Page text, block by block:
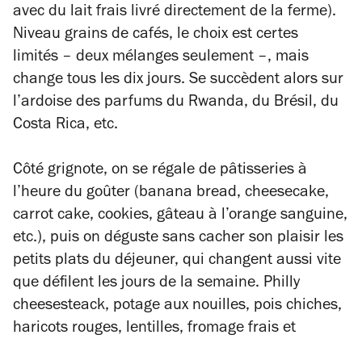
avec du lait frais livré directement de la ferme).
Niveau grains de cafés, le choix est certes
limités – deux mélanges seulement –, mais
change tous les dix jours. Se succèdent alors sur
l’ardoise des parfums du Rwanda, du Brésil, du
Costa Rica, etc.
Côté grignote, on se régale de pâtisseries à
l’heure du goûter (banana bread, cheesecake,
carrot cake, cookies, gâteau à l’orange sanguine,
etc.), puis on déguste sans cacher son plaisir les
petits plats du déjeuner, qui changent aussi vite
que défilent les jours de la semaine. Philly
cheesesteack, potage aux nouilles, pois chiches,
haricots rouges, lentilles, fromage frais et